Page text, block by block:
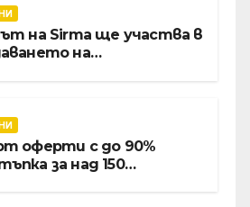
на Sirma ще участва в
на
оферти с до 90%
за над 150